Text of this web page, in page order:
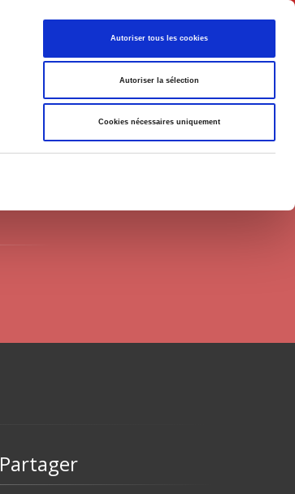
Autoriser tous les cookies
Autoriser la sélection
Cookies nécessaires uniquement
Français
Partager